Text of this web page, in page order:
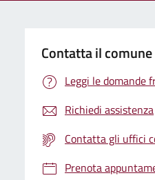
Contatta il comune
Leggi le domande
Richiedi assistenza
Contatta gli uffici
Prenota